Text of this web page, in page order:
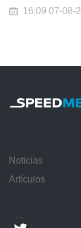
16:09 07-08-
Noticias
Artículos